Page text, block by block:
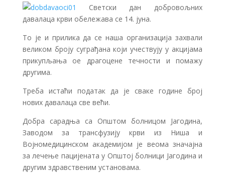
Светски дан добровољних
давалаца крви обележава се 14. јуна.
То је и прилика да се наша организација захвали
великом броју суграђана који учествују у акцијама
прикупљања ое драгоцене течности и помажу
другима.
Треба истаћи податак да је сваке године број
нових давалаца све већи.
Добра сарадња са Општом болницом Јагодина,
Заводом за трансфузију крви из Ниша и
Војномедицинском академијом је веома значајна
за лечење пацијената у Општој болници Јагодина и
другим здравственим установама.